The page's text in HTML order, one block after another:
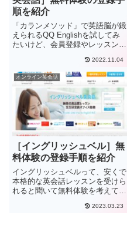
順を紹介
「カランメソッド」で英語脳が鍛
えられるQQ Englishを試してみ
たいけど、会員登録やレッスンの
仕事や学校でも英会話の需要が高
っていますが、より本格的な英会
話力を身に着けたいという要望も
多くなってきています。...
2022.11.04
オンライン英会話
［イングリッシュベル］無
料体験の登録手順を紹介
イングリッシュベルって、安くで
本格的な英会話レッスンを受けら
れると聞いて無料体験を考えてい
な？退会の手続きについても先に
2023.03.23